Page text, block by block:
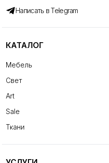
Написать в Telegram
КАТАЛОГ
Мебель
Свет
Art
Sale
Ткани